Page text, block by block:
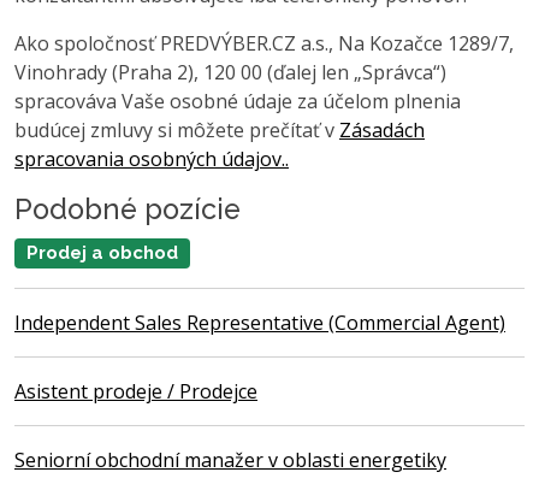
Ako spoločnosť PREDVÝBER.CZ a.s., Na Kozačce 1289/7,
Vinohrady (Praha 2), 120 00 (ďalej len „Správca“)
spracováva Vaše osobné údaje za účelom plnenia
budúcej zmluvy si môžete prečítať v Zásadách
spracovania osobných údajov..
Podobné pozície
Prodej a obchod
Independent Sales Representative (Commercial Agent)
Asistent prodeje / Prodejce
Seniorní obchodní manažer v oblasti energetiky